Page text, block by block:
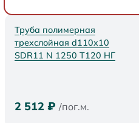
Труба полимерная
трехслойная d110x10
SDR11 N 1250 Т120 НГ
2 512 ₽ /пог.м.